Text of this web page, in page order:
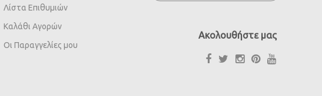
Λίστα Επιθυμιών
Καλάθι Αγορών
Οι Παραγγελίες μου
Ακολουθήστε μας